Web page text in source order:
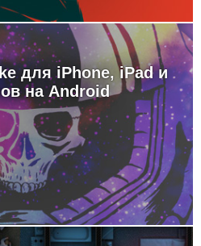
для iPhone, iPad и
на Android